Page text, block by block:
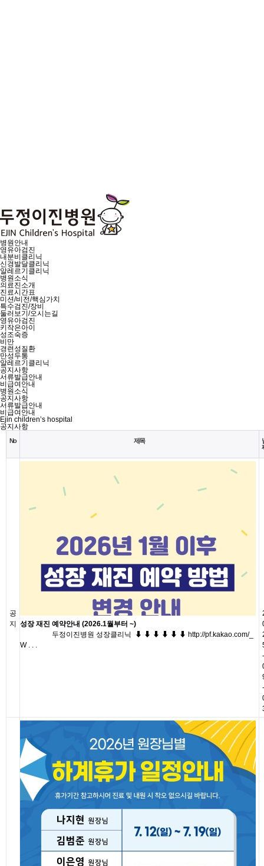
병원안내
영유아검진
내분비클리닉
신경발달클리닉
알레르기클리닉
병원소식
의료진소개
진료시간표
미션/비전/핵심가치
특수검진/장비
둘러보기/오시는길
영유아검진
키작은아이
성조숙증
비만
경련성질환
만성두통
알레르기클리닉
공지사항
서류발급안내
비급여안내
병원소식
공지사항
서류발급안내
비급여안내
Ejin children’s hospital
공지사항
No 제목
공
지
성장 재진 예약안내 (2026.1월부터 ~)
두정이진병원 성장클리닉 ⬇ ⬇ ⬇ ⬇ ⬇ ⬇ http://pf.kakao.com/_
W . . .
-
-